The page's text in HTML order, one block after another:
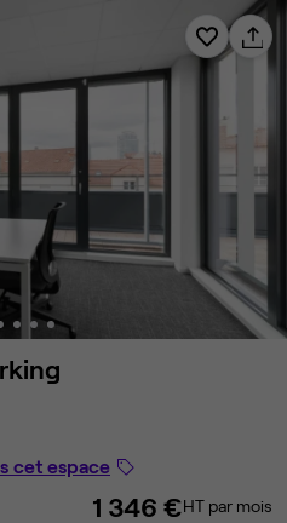
cet espace
1 346 €HT par mois